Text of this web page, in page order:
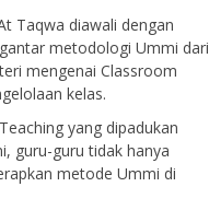
Taqwa diawali dengan
metodologi Ummi dari
mengenai Classroom
kelas.
yang dipadukan
guru-guru tidak hanya
metode Ummi di
GTK